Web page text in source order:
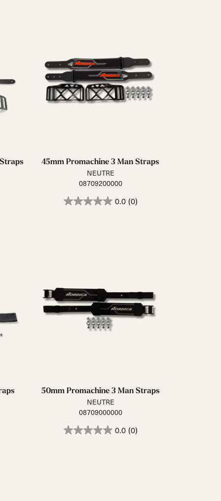
45mm Promachine 3 Man Straps
NEUTRE
08709200000
0.0 (0)
50mm Promachine 3 Man Straps
NEUTRE
08709000000
0.0 (0)